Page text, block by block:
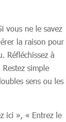
vous ne le savez
la raison pour
Réfléchissez à
simple
sens ou les
ici », « Entrez le